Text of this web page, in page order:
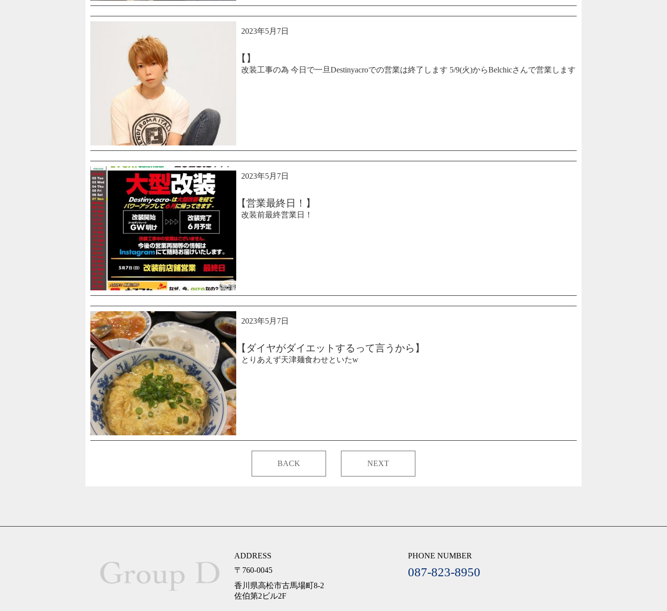
2023年5月7日
【】
改装工事の為 今日で一旦Destinyacroでの営業は終了します 5/9(火)からBelchicさんで営業します
2023年5月7日
【営業最終日！】
改装前最終営業日！
2023年5月7日
【ダイヤがダイエットするって言うから】
とりあえず天津麺食わせといたw
BACK NEXT
ADDRESS
〒760-0045
香川県高松市古馬場町8-2
佐伯第2ビル2F
PHONE NUMBER
087-823-8950